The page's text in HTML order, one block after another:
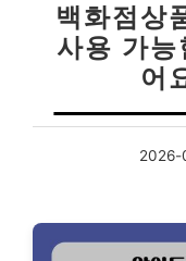
백화점상
사용 가
어
2026-